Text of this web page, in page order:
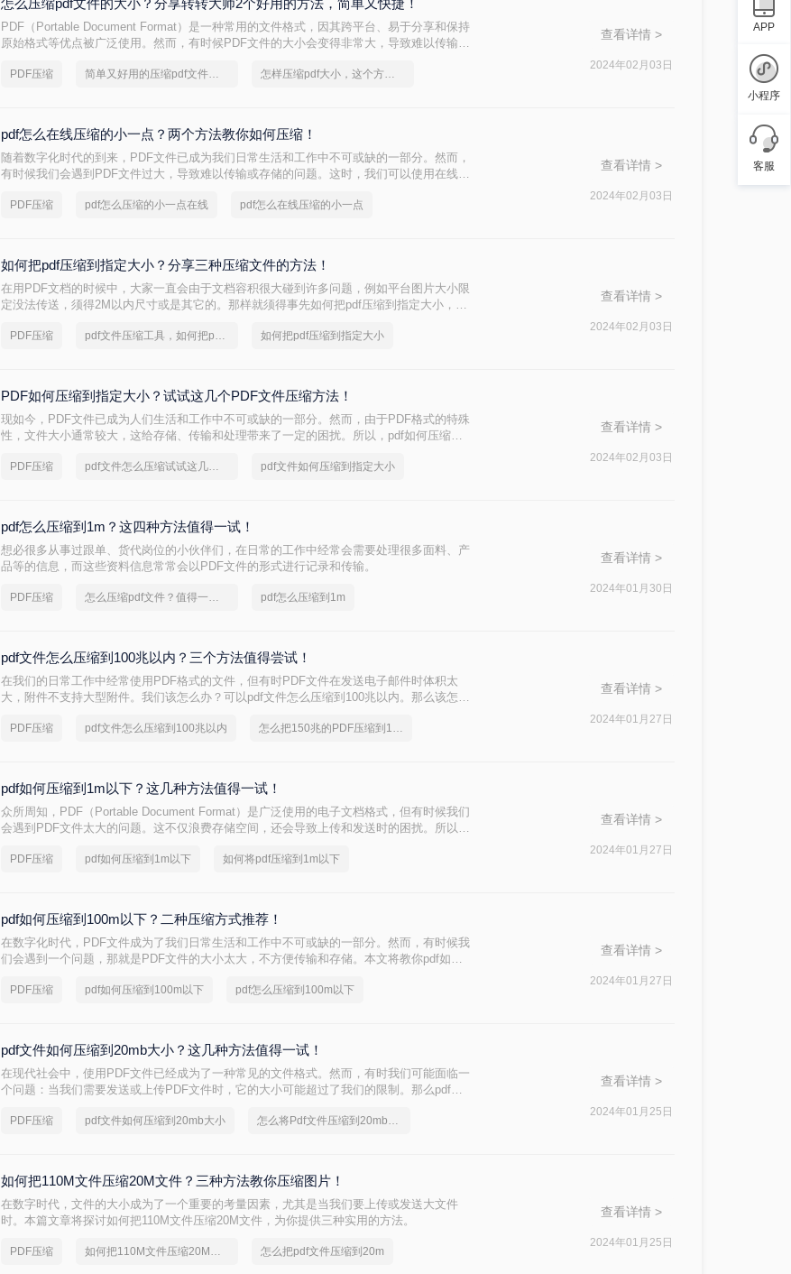
怎么压缩pdf文件的大小？分享转转大师2个好用的方法，简单又快捷！
PDF（Portable Document Format）是一种常用的文件格式，因其跨平台、易于分享和保持
原始格式等优点被广泛使用。然而，有时候PDF文件的大小会变得非常大，导致难以传输或
的大小，以便更方便地分享和传输。
PDF压缩 简单又好用的压缩pdf文件方法，一般人我都不告诉他 怎样压缩pdf大小，这个方法简单又方便
查看详情 >
2024年02月03日
pdf怎么在线压缩的小一点？两个方法教你如何压缩！
随着数字化时代的到来，PDF文件已成为我们日常生活和工作中不可或缺的一部分。然而，
有时候我们会遇到PDF文件过大，导致难以传输或存储的问题。这时，我们可以使用在线工
文将介绍几种简单易用的在线工具，帮助您缩小PDF文件大小。
PDF压缩 pdf怎么压缩的小一点在线 pdf怎么在线压缩的小一点
查看详情 >
2024年02月03日
如何把pdf压缩到指定大小？分享三种压缩文件的方法！
在用PDF文档的时候中，大家一直会由于文档容积很大碰到许多问题，例如平台图片大小限
定没法传送，须得2M以内尺寸或是其它的。那样就须得事先如何把pdf压缩到指定大小，将
压缩方式。
PDF压缩 pdf文件压缩工具，如何把pdf压缩到指定大小 如何把pdf压缩到指定大小
查看详情 >
2024年02月03日
PDF如何压缩到指定大小？试试这几个PDF文件压缩方法！
现如今，PDF文件已成为人们生活和工作中不可或缺的一部分。然而，由于PDF格式的特殊
性，文件大小通常较大，这给存储、传输和处理带来了一定的困扰。所以，pdf如何压缩到
法。
PDF压缩 pdf文件怎么压缩试试这几个方法 pdf文件如何压缩到指定大小
查看详情 >
2024年02月03日
pdf怎么压缩到1m？这四种方法值得一试！
想必很多从事过跟单、货代岗位的小伙伴们，在日常的工作中经常会需要处理很多面料、产
品等的信息，而这些资料信息常常会以PDF文件的形式进行记录和传输。
PDF压缩 怎么压缩pdf文件？值得一试的技巧 pdf怎么压缩到1m
查看详情 >
2024年01月30日
pdf文件怎么压缩到100兆以内？三个方法值得尝试！
在我们的日常工作中经常使用PDF格式的文件，但有时PDF文件在发送电子邮件时体积太
大，附件不支持大型附件。我们该怎么办？可以pdf文件怎么压缩到100兆以内。那么该怎么
PDF压缩 pdf文件怎么压缩到100兆以内 怎么把150兆的PDF压缩到100兆以内
查看详情 >
2024年01月27日
pdf如何压缩到1m以下？这几种方法值得一试！
众所周知，PDF（Portable Document Format）是广泛使用的电子文档格式，但有时候我们
会遇到PDF文件太大的问题。这不仅浪费存储空间，还会导致上传和发送时的困扰。所以，
PDF压缩 pdf如何压缩到1m以下 如何将pdf压缩到1m以下
查看详情 >
2024年01月27日
pdf如何压缩到100m以下？二种压缩方式推荐！
在数字化时代，PDF文件成为了我们日常生活和工作中不可或缺的一部分。然而，有时候我
们会遇到一个问题，那就是PDF文件的大小太大，不方便传输和存储。本文将教你pdf如何
PDF压缩 pdf如何压缩到100m以下 pdf怎么压缩到100m以下
查看详情 >
2024年01月27日
pdf文件如何压缩到20mb大小？这几种方法值得一试！
在现代社会中，使用PDF文件已经成为了一种常见的文件格式。然而，有时我们可能面临一
个问题：当我们需要发送或上传PDF文件时，它的大小可能超过了我们的限制。那么pdf文
大小，以便更方便地与他人分享。
PDF压缩 pdf文件如何压缩到20mb大小 怎么将Pdf文件压缩到20mb以内
查看详情 >
2024年01月25日
如何把110M文件压缩20M文件？三种方法教你压缩图片！
在数字时代，文件的大小成为了一个重要的考量因素，尤其是当我们要上传或发送大文件
时。本篇文章将探讨如何把110M文件压缩20M文件，为你提供三种实用的方法。
PDF压缩 如何把110M文件压缩20M文件 怎么把pdf文件压缩到20m
查看详情 >
2024年01月25日
APP
小程序
客服